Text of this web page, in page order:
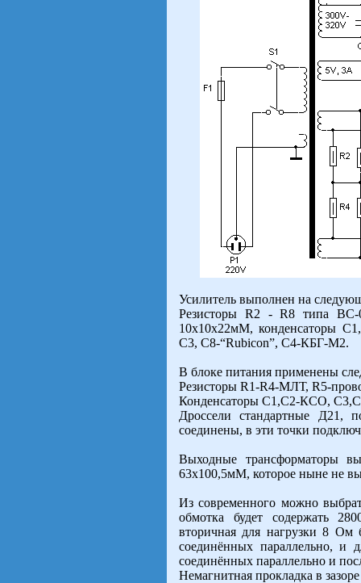
Усилитель выполнен на
Резисторы R2 - R8 типа ВС-
10х10х22мМ, конденсаторы
С3, С8-“Rubicon”, С4-КБГ-М2.
В блоке питания применены
Резисторы R1-R4-МЛТ, R5-
Конденсаторы С1,С2-КСО,
Дроссели стандартные Д21,
соединены, в эти точки
Выходные трансформаторы
63х100,5мМ, которое ныне не
Из современного можно
обмотка будет содержать
вторичная для нагрузки 8 Ом
соединённых параллельно,
соединённых параллельно и
Немагнитная прокладка в